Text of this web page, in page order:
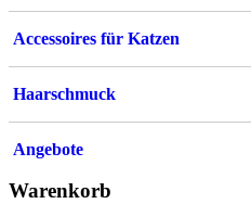
Accessoires für Katzen
Haarschmuck
Angebote
Warenkorb